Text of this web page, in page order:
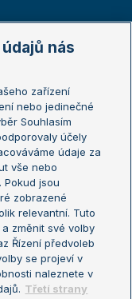
nás
zařízení
nebo jedinečné
Souhlasím
účely
údaje za
vše nebo
Pokud jsou
zobrazené
relevantní. Tuto
změnit své volby
Řízení předvoleb
se projeví v
naleznete v
Třetí strany